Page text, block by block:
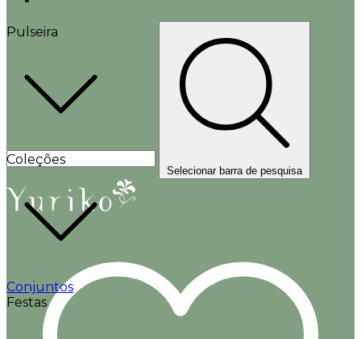
Pulseira
Coleções
Conjuntos
Festas
Selecionar barra de pesquisa